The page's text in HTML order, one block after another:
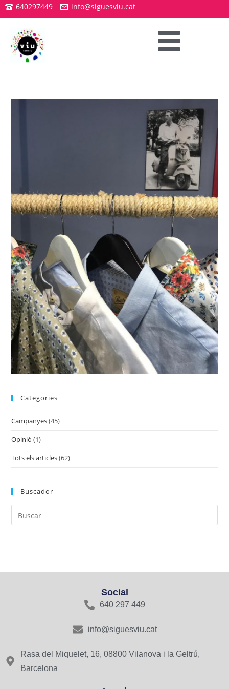
640297449 info@siguesviu.cat
Categories
Campanyes(45)
Opinió (1)
Tots els articles(62)
Buscador
Social
640 297 449
info@siguesviu.cat
Rasa del Miquelet, 16, 08800 Vilanova i la Geltrú,
Barcelona